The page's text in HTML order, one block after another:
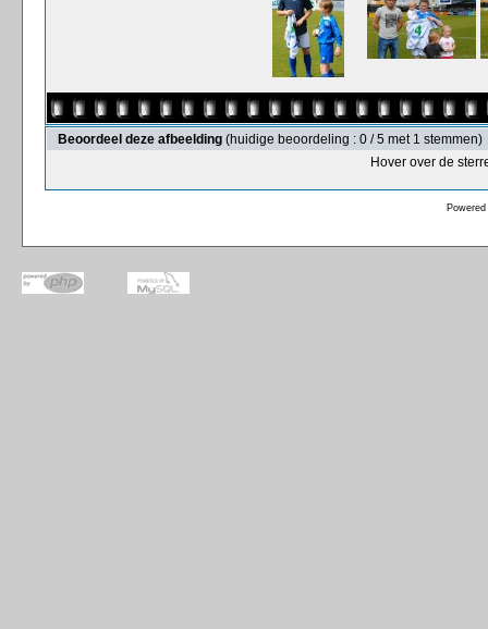
Beoordeel deze afbeelding (huidige beoordeling : 0 / 5 met 1 stemmen)
Hover over de